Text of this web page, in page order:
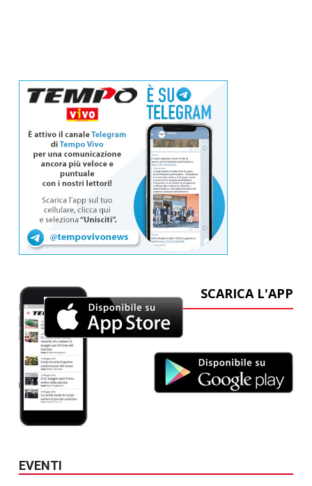
SCARICA L'APP
EVENTI